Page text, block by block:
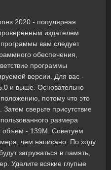
2020 - популярная
издателем
вам следует
обеспечения,
программы
версии. Для вас -
и выше. Основательно
потому что это
сверьте присутствие
размера
- 139M. Советуем
чем написано. По ходу
загружаться в память,
Удалите всякие глупые